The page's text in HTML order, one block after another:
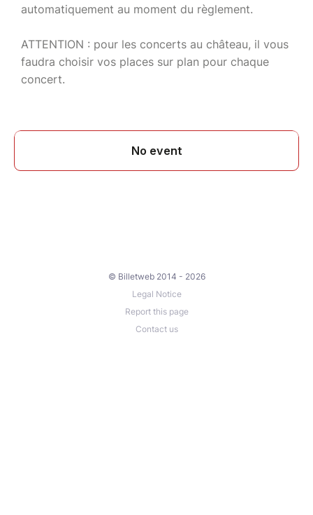
automatiquement au moment du règlement.
ATTENTION : pour les concerts au château, il vous
faudra choisir vos places sur plan pour chaque
concert.
© Billetweb 2014 - 2026
Legal Notice
Report this page
Contact us